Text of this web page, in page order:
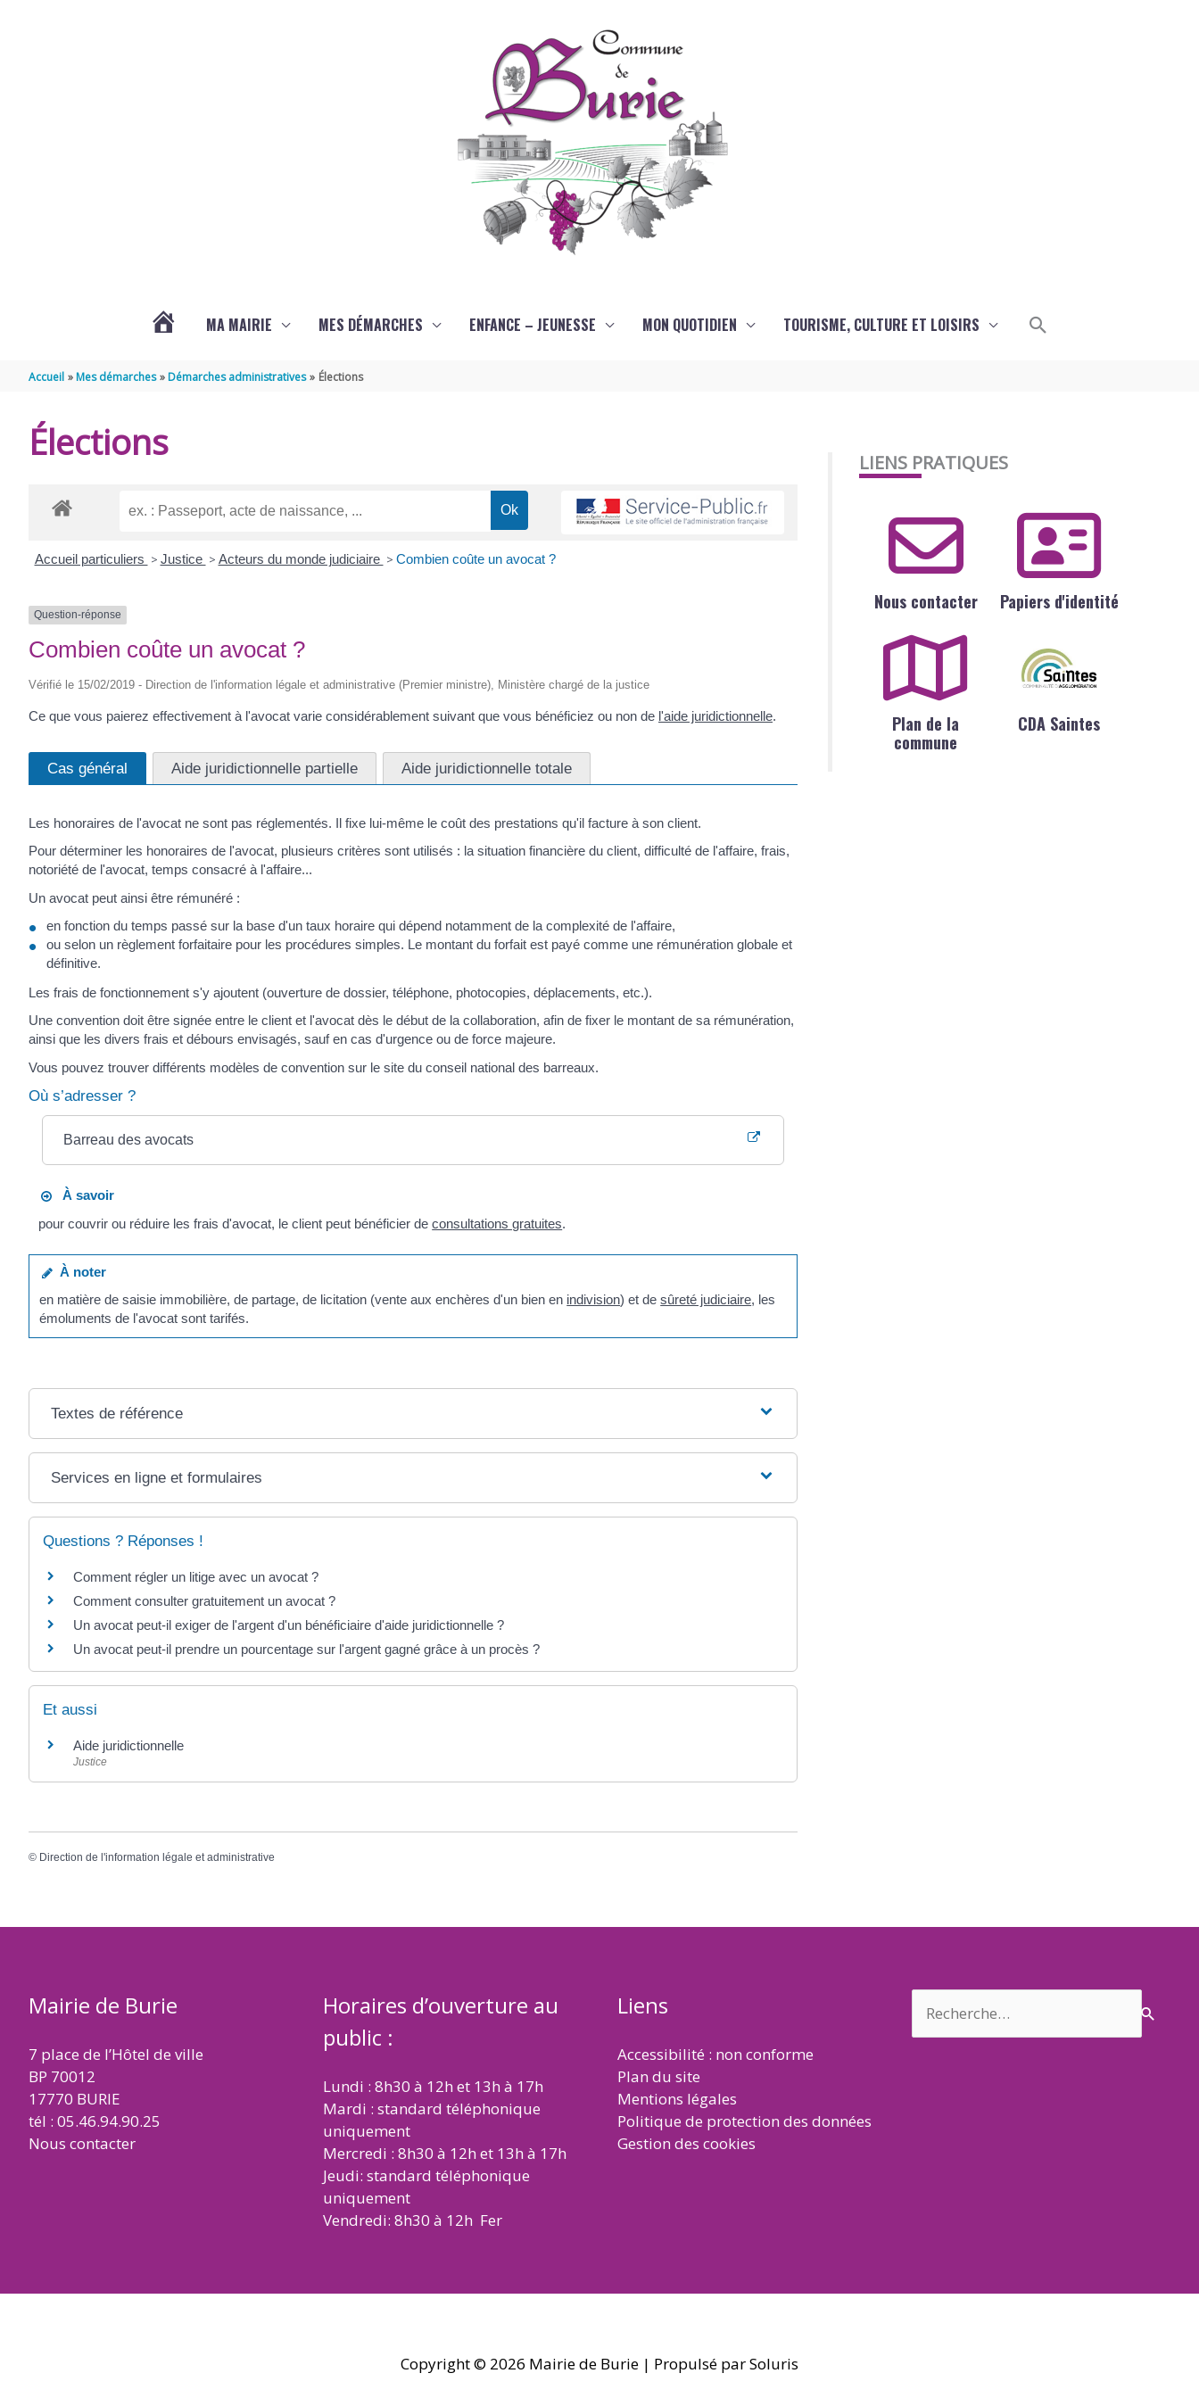
MA MAIRIE MES DÉMARCHES ENFANCE – JEUNESSE MON QUOTIDIEN TOURISME, CULTURE ET LOISIRS Rechercher
Accueil Mes démarches Démarches administratives Élections
Élections
Accueil particuliers > Justice > Acteurs du monde judiciaire > Combien coûte un avocat ?
Question-réponse
Combien coûte un avocat ?
Vérifié le 15/02/2019 - Direction de l'information légale et administrative (Premier ministre), Ministère chargé de la justice
Ce que vous paierez effectivement à l'avocat varie considérablement suivant que vous bénéficiez ou non de l'aide juridictionnelle.
Cas général Aide juridictionnelle partielle Aide juridictionnelle totale
Les honoraires de l'avocat ne sont pas réglementés. Il fixe lui-même le coût des prestations qu'il facture à son client.
Pour déterminer les honoraires de l'avocat, plusieurs critères sont utilisés : la situation financière du client, difficulté de l'affaire, frais,
notoriété de l'avocat, temps consacré à l'affaire...
Un avocat peut ainsi être rémunéré :
en fonction du temps passé sur la base d'un taux horaire qui dépend notamment de la complexité de l'affaire,
ou selon un règlement forfaitaire pour les procédures simples. Le montant du forfait est payé comme une rémunération globale et
définitive.
Les frais de fonctionnement s'y ajoutent (ouverture de dossier, téléphone, photocopies, déplacements, etc.).
Une convention doit être signée entre le client et l'avocat dès le début de la collaboration, afin de fixer le montant de sa rémunération,
ainsi que les divers frais et débours envisagés, sauf en cas d'urgence ou de force majeure.
Vous pouvez trouver différents modèles de convention sur le site du conseil national des barreaux.
Où s’adresser ?
Barreau des avocats
À savoir
pour couvrir ou réduire les frais d'avocat, le client peut bénéficier deconsultations gratuites.
À noter
en matière de saisie immobilière, de partage, de licitation (vente aux enchères d'un bien en indivision) et desûreté judiciaire, les
émoluments de l'avocat sont tarifés.
Textes de référence
Services en ligne et formulaires
Questions ? Réponses !
Comment régler un litige avec un avocat ?
Comment consulter gratuitement un avocat ?
Un avocat peut-il exiger de l'argent d'un bénéficiaire d'aide juridictionnelle ?
Un avocat peut-il prendre un pourcentage sur l'argent gagné grâce à un procès ?
Et aussi
Aide juridictionnelle
Justice
© Direction de l'information légale et administrative
LIENS PRATIQUES
Nous contacter Papiers d'identité
Plan de la
commune
CDA Saintes
Mairie de Burie
7 place de l’Hôtel de ville
BP 70012
17770 BURIE
tél : 05.46.94.90.25
Nous contacter
Horaires d’ouverture au
public :
Lundi : 8h30 à 12h et 13h à 17h
Mardi : standard téléphonique
uniquement
Mercredi : 8h30 à 12h et 13h à 17h
Jeudi: standard téléphonique
uniquement
Vendredi: 8h30 à 12h Fer
Liens
Accessibilité : non conforme
Plan du site
Mentions légales
Politique de protection des données
Gestion des cookies
Copyright © 2026 Mairie de Burie | Propulsé par Soluris